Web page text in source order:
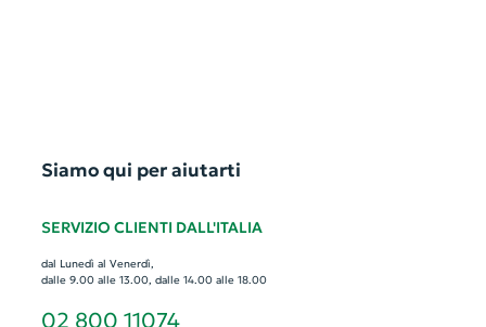
Siamo qui per aiutarti
SERVIZIO CLIENTI DALL'ITALIA
dal Lunedì al Venerdì,
dalle 9.00 alle 13.00, dalle 14.00 alle 18.00
02 800 11074